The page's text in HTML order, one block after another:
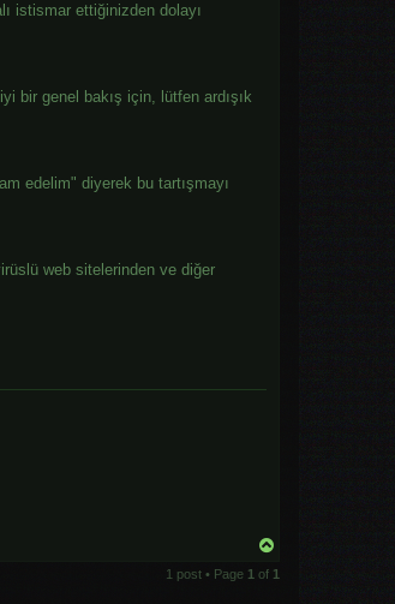
istismar ettiğinizden dolayı
bir genel bakış için, lütfen ardışık
edelim" diyerek bu tartışmayı
web sitelerinden ve diğer
p
1 post • Page 1 of 1